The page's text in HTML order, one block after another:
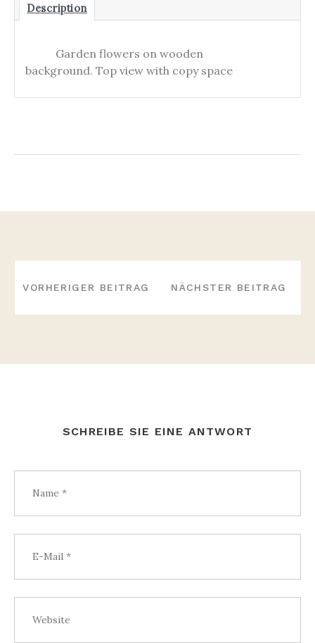
Description
Garden flowers on wooden
background. Top view with copy space
NAVIGATION
VORHERIGER BEITRAG NÄCHSTER BEITRAG
SCHREIBE SIE EINE ANTWORT